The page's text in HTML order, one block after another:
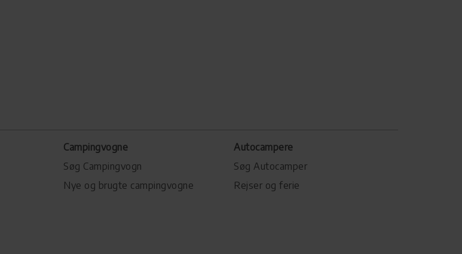
Campingvogne
Søg Campingvogn
Nye og brugte campingvogne
Autocampere
Søg Autocamper
Rejser og ferie